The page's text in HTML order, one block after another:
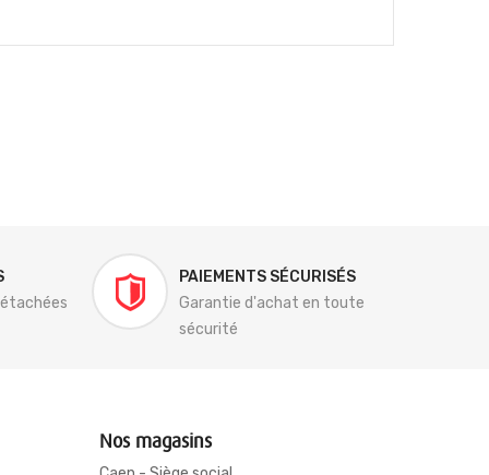
PAIEMENTS SÉCURISÉS
Garantie d'achat en toute
sécurité
Nos magasins